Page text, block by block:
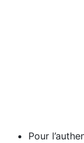
Pour